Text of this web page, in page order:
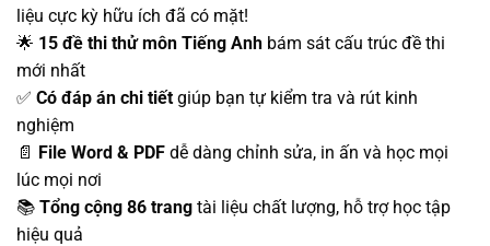
liệu cực kỳ hữu ích đã có mặt!
🌟 15 đề thi thử môn Tiếng Anh bám sát cấu trúc đề thi
mới nhất
✅ Có đáp án chi tiết giúp bạn tự kiểm tra và rút kinh
nghiệm
📄 File Word & PDF dễ dàng chỉnh sửa, in ấn và học mọi
lúc mọi nơi
📚 Tổng cộng 86 trang tài liệu chất lượng, hỗ trợ học tập
hiệu quả